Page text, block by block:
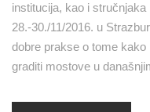
institucija, kao i
28.-30./11/2016. u
dobre prakse o tome kako
graditi mostove u